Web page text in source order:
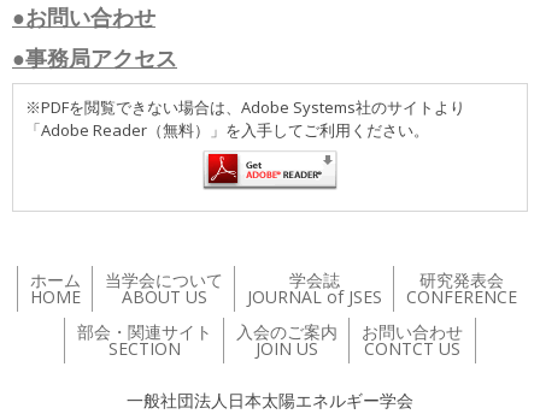
●お問い合わせ
●事務局アクセス
※PDFを閲覧できない場合は、Adobe Systems社のサイトより
「Adobe Reader（無料）」を入手してご利用ください。
ホーム
HOME
当学会について
ABOUT US
学会誌
JOURNAL of JSES
研究発表会
CONFERENCE
部会・関連サイト
SECTION
入会のご案内
JOIN US
お問い合わせ
CONTCT US
一般社団法人日本太陽エネルギー学会